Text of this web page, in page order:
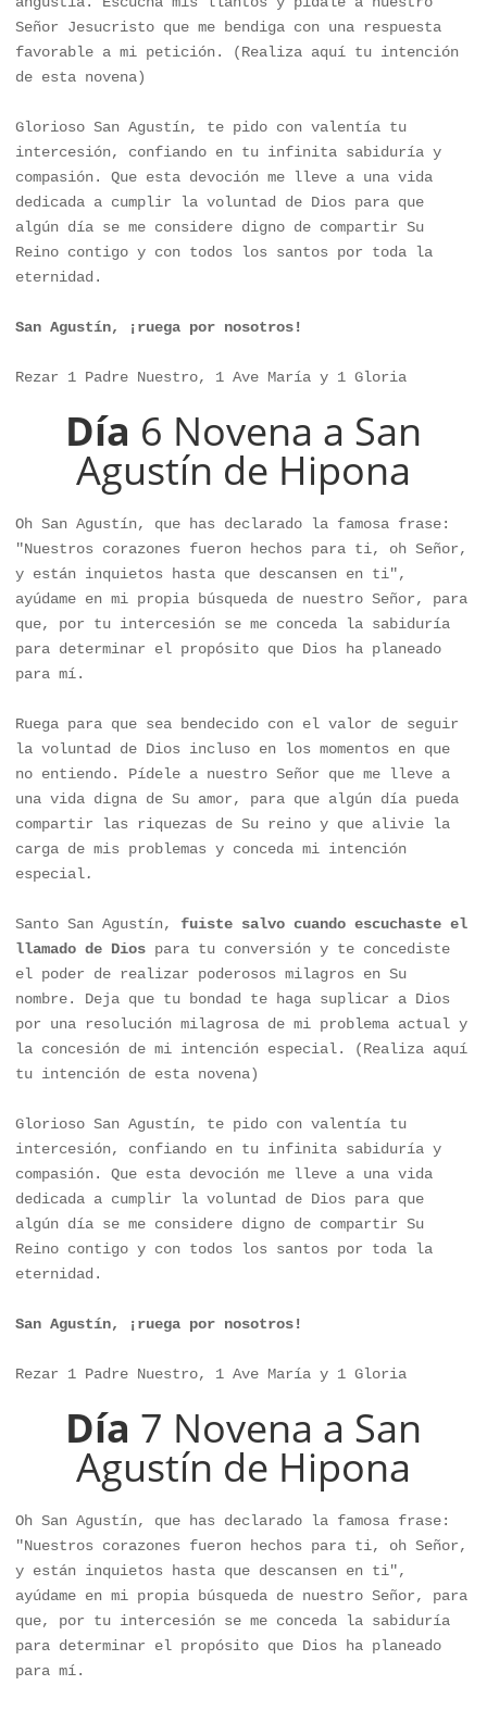
Señor Jesucristo que me bendiga con una respuesta
favorable a mi petición. (Realiza aquí tu intención
de esta novena)
Glorioso San Agustín, te pido con valentía tu
intercesión, confiando en tu infinita sabiduría y
compasión. Que esta devoción me lleve a una vida
dedicada a cumplir la voluntad de Dios para que
algún día se me considere digno de compartir Su
Reino contigo y con todos los santos por toda la
eternidad.
San Agustín, ¡ruega por nosotros!
Rezar 1 Padre Nuestro, 1 Ave María y 1 Gloria
Día 6 Novena a San
Agustín de Hipona
Oh San Agustín, que has declarado la famosa frase:
"Nuestros corazones fueron hechos para ti, oh Señor,
y están inquietos hasta que descansen en ti",
ayúdame en mi propia búsqueda de nuestro Señor, para
que, por tu intercesión se me conceda la sabiduría
para determinar el propósito que Dios ha planeado
para mí.
Ruega para que sea bendecido con el valor de seguir
la voluntad de Dios incluso en los momentos en que
no entiendo. Pídele a nuestro Señor que me lleve a
una vida digna de Su amor, para que algún día pueda
compartir las riquezas de Su reino y que alivie la
carga de mis problemas y conceda mi intención
especial.
Santo San Agustín, fuiste salvo cuando escuchaste el
llamado de Dios para tu conversión y te concediste
el poder de realizar poderosos milagros en Su
nombre. Deja que tu bondad te haga suplicar a Dios
por una resolución milagrosa de mi problema actual y
la concesión de mi intención especial. (Realiza aquí
tu intención de esta novena)
Glorioso San Agustín, te pido con valentía tu
intercesión, confiando en tu infinita sabiduría y
compasión. Que esta devoción me lleve a una vida
dedicada a cumplir la voluntad de Dios para que
algún día se me considere digno de compartir Su
Reino contigo y con todos los santos por toda la
eternidad.
San Agustín, ¡ruega por nosotros!
Rezar 1 Padre Nuestro, 1 Ave María y 1 Gloria
Día 7 Novena a San
Agustín de Hipona
Oh San Agustín, que has declarado la famosa frase:
"Nuestros corazones fueron hechos para ti, oh Señor,
y están inquietos hasta que descansen en ti",
ayúdame en mi propia búsqueda de nuestro Señor, para
que, por tu intercesión se me conceda la sabiduría
para determinar el propósito que Dios ha planeado
para mí.